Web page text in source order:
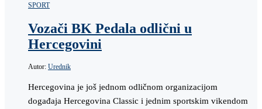
SPORT
Vozači BK Pedala odlični u
Hercegovini
Autor: Urednik
Hercegovina je još jednom odličnom organizacijom
događaja Hercegovina Classic i jednim sportskim vikendom